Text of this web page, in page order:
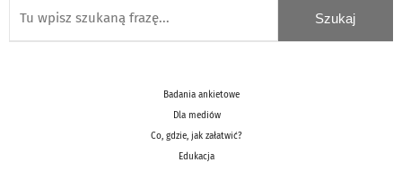
Badania ankietowe
Dla mediów
Co, gdzie, jak załatwić?
Edukacja